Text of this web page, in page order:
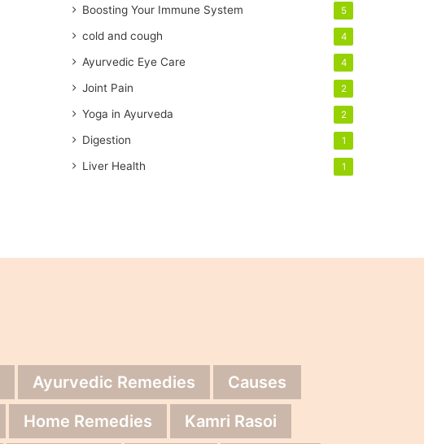
e
s
Boosting Your Immune System 5
cold and cough 4
Ayurvedic Eye Care 4
Joint Pain 2
Yoga in Ayurveda 2
Digestion 1
Liver Health 1
Ayurvedic Remedies
Causes
Home Remedies Kamri Rasoi